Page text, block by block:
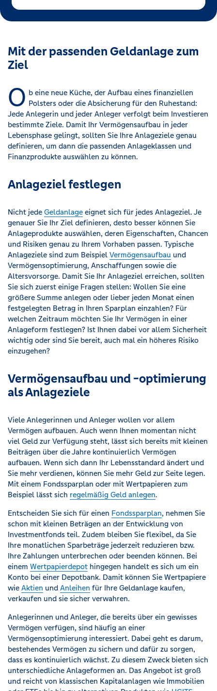
Mit der passenden Geldanlage zum
Ziel
O b eine neue Küche, der Aufbau eines finanziellen
Polsters oder die Absicherung für den Ruhestand:
Jede Anlegerin und jeder Anleger verfolgt beim Investieren
bestimmte Ziele. Damit Ihr Vermögensaufbau in jeder
Lebensphase gelingt, sollten Sie Ihre Anlageziele genau
definieren, um dann die passenden Anlageklassen und
Finanzprodukte auswählen zu können.
Anlageziel festlegen
Nicht jede Geldanlage eignet sich für jedes Anlageziel. Je
genauer Sie Ihr Ziel definieren, desto besser können Sie
Anlageprodukte auswählen, deren Eigenschaften, Chancen
und Risiken genau zu Ihrem Vorhaben passen. Typische
Anlageziele sind zum Beispiel Vermögensaufbau und
Vermögensoptimierung, Anschaffungen sowie die
Altersvorsorge. Damit Sie Ihr Anlageziel erreichen, sollten
Sie sich zuerst einige Fragen stellen: Wollen Sie eine
größere Summe anlegen oder lieber jeden Monat einen
festgelegten Betrag in Ihren Sparplan einzahlen? Für
welchen Zeitraum möchten Sie Ihr Vermögen in einer
Anlageform festlegen? Ist Ihnen dabei vor allem Sicherheit
wichtig oder sind Sie bereit, auch mal ein höheres Risiko
einzugehen?
Vermögensaufbau und -optimierung
als Anlageziele
Viele Anlegerinnen und Anleger wollen vor allem
Vermögen aufbauen. Auch wenn Ihnen momentan nicht
viel Geld zur Verfügung steht, lässt sich bereits mit kleinen
Beiträgen über die Jahre kontinuierlich Vermögen
aufbauen. Wenn sich dann Ihr Lebensstandard ändert und
Sie mehr verdienen, können Sie mehr Geld zur Seite legen.
Mit einem Fondssparplan oder mit Wertpapieren zum
Beispiel lässt sich regelmäßig Geld anlegen.
Entscheiden Sie sich für einen Fondssparplan, nehmen Sie
schon mit kleinen Beträgen an der Entwicklung von
Investmentfonds teil. Zudem bleiben Sie flexibel, da Sie
Ihre monatlichen Sparbeträge jederzeit reduzieren bzw.
Ihre Zahlungen unterbrechen oder beenden können. Bei
einem Wertpapierdepot hingegen handelt es sich um ein
Konto bei einer Depotbank. Damit können Sie Wertpapiere
wie Aktien und Anleihen für Ihre Geldanlage kaufen,
verkaufen und sie sicher verwahren.
Anlegerinnen und Anleger, die bereits über ein gewisses
Vermögen verfügen, sind häufig an einer
Vermögensoptimierung interessiert. Dabei geht es darum,
bestehendes Vermögen zu sichern und dafür zu sorgen,
dass es kontinuierlich wächst. Zu diesem Zweck bieten sich
unterschiedliche Anlageformen an. Das Angebot ist groß
und reicht von klassischen Kapitalanlagen wie Immobilien